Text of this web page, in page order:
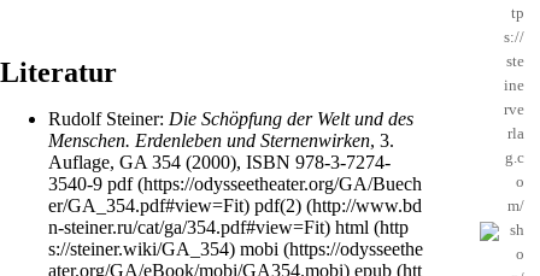
Literatur
Rudolf Steiner: Die Schöpfung der Welt und des
Menschen. Erdenleben und Sternenwirken, 3.
Auflage, GA 354 (2000), ISBN 978-3-7274-
3540-9 pdf
pdf(2)
html
mobi
epub